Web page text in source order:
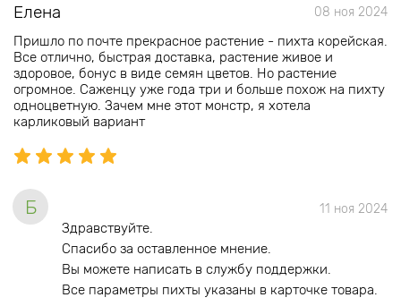
Елена 08 ноя 2024
Пришло по почте прекрасное растение - пихта корейская.
Все отлично, быстрая доставка, растение живое и
здоровое, бонус в виде семян цветов. Но растение
огромное. Саженцу уже года три и больше похож на пихту
одноцветную. Зачем мне этот монстр, я хотела
карликовый вариант
Б 11 ноя 2024
Здравствуйте.
Спасибо за оставленное мнение.
Вы можете написать в службу поддержки.
Все параметры пихты указаны в карточке товара.